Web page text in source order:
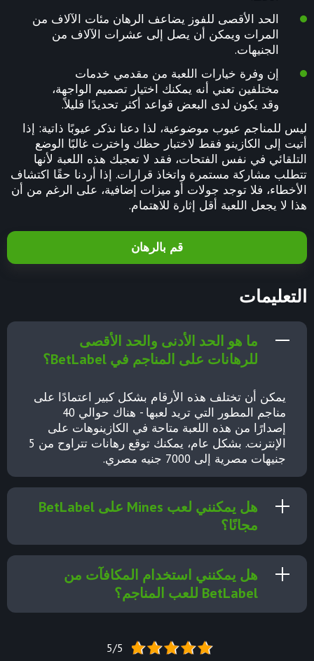
الحد الأقصى للفوز يضاعف الرهان مئات الآلاف من
المرات ويمكن أن يصل إلى عشرات الآلاف من
الجنيهات.
إن وفرة خيارات اللعبة من مقدمي خدمات
مختلفين تعني أنه يمكنك اختيار تصميم الواجهة،
وقد يكون لدى البعض قواعد أكثر تحديدًا قليلاً.
ليس للمناجم عيوب موضوعية، لذا دعنا نذكر عيوبًا ذاتية: إذا
أتيت إلى الكازينو فقط لاختبار حظك واخترت غالبًا الوضع
التلقائي في نفس الفتحات، فقد لا تعجبك هذه اللعبة لأنها
تتطلب مشاركة مستمرة واتخاذ قرارات. إذا أردنا حقًا اكتشاف
الأخطاء، فلا توجد جولات أو ميزات إضافية، على الرغم من أن
هذا لا يجعل اللعبة أقل إثارة للاهتمام.
قم بالرهان
التعليمات
ما هو الحد الأدنى والحد الأقصى
للرهانات على المناجم في BetLabel؟
يمكن أن تختلف هذه الأرقام بشكل كبير اعتمادًا على
مناجم المطور التي تريد لعبها - هناك حوالي 40
إصدارًا من هذه اللعبة متاحة في الكازينوهات على
الإنترنت. بشكل عام، يمكنك توقع رهانات تتراوح من 5
جنيهات مصرية إلى 7000 جنيه مصري.
هل يمكنني لعب Mines على BetLabel
مجانًا؟
هل يمكنني استخدام المكافآت من
BetLabel للعب المناجم؟
5/5